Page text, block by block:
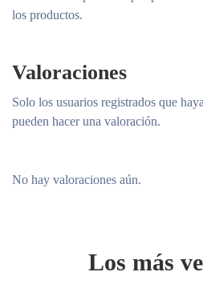
los productos.
Valoraciones
No hay valoraciones aún.
Solo los usuarios registrados que
pueden hacer una valoración.
Los más